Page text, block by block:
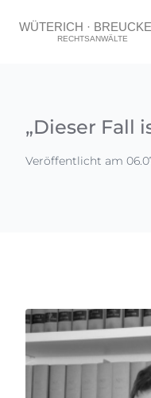
„Dieser Fall
Veröffentlicht am